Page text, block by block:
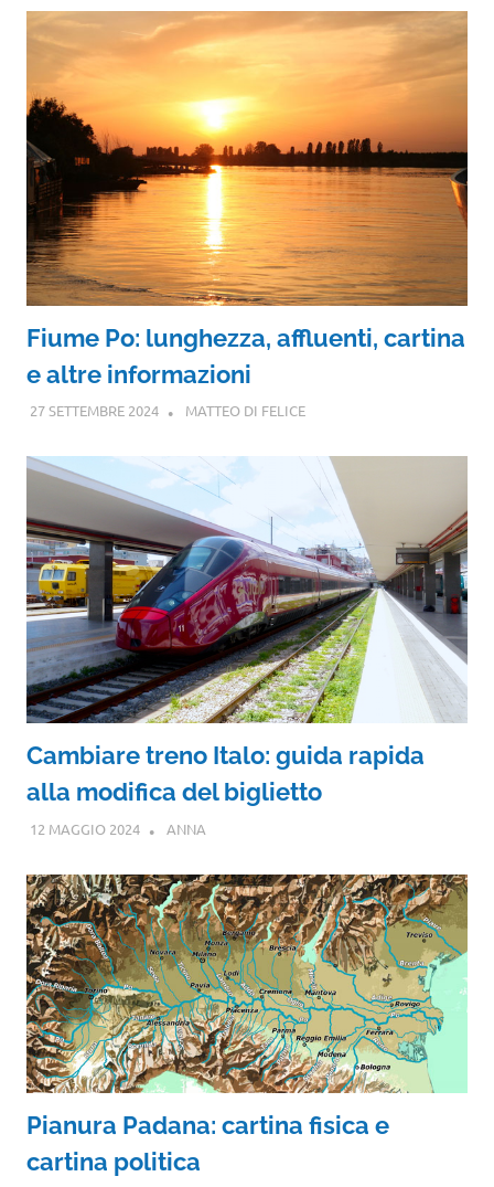
Fiume Po: lunghezza, affluenti, cartina
e altre informazioni
27 SETTEMBRE 2024 MATTEO DI FELICE
Cambiare treno Italo: guida rapida
alla modifica del biglietto
12 MAGGIO 2024 ANNA
Pianura Padana: cartina fisica e
cartina politica